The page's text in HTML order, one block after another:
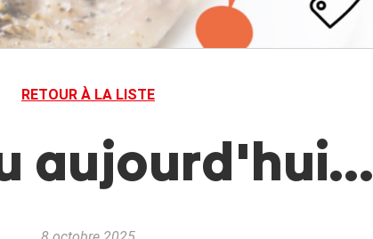
RETOUR À LA LISTE
aujourd'hui...